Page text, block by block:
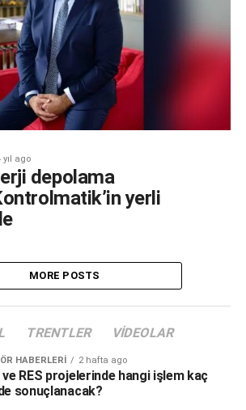
yıl ago
depolama
yerli
MORE POSTS
TRENTLER VIDEOLAR
HABERLERI 2 hafta ago
ve RES projelerinde hangi işlem kaç
sonuçlanacak?